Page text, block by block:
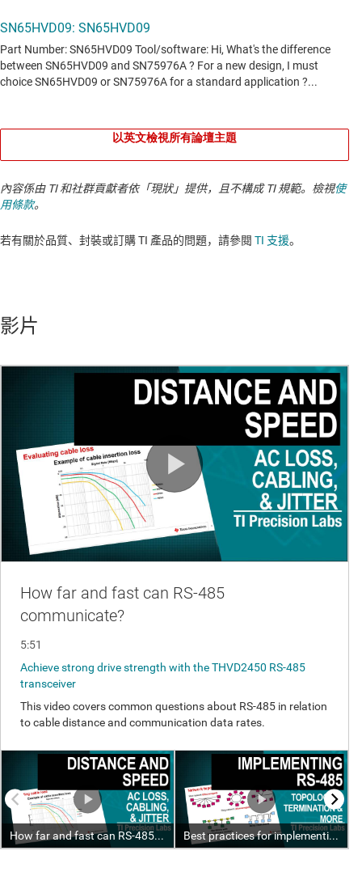
以英文檢視所有論壇主題
內容係由 TI 和社群貢獻者依「現狀」提供，且不構成 TI 規範。檢視使
用條款。
若有關於品質、封裝或訂購 TI 產品的問題，請參閱 TI 支援。​​​​​​​​​​​​​​
影片